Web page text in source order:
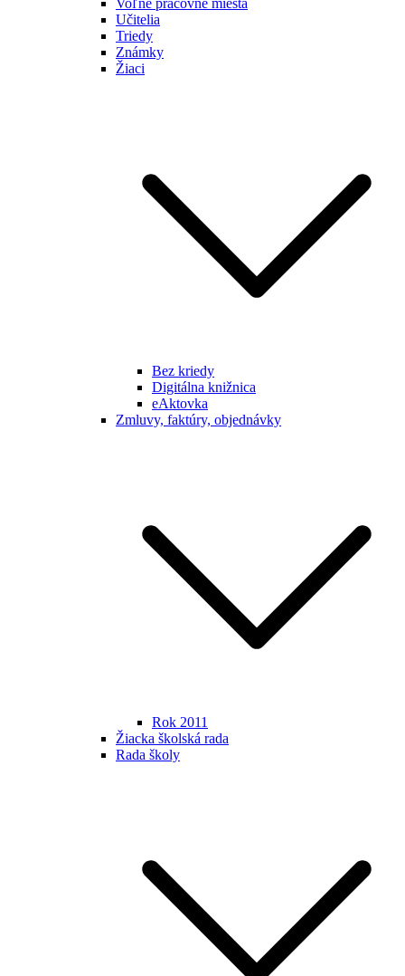
Voľné pracovné miesta
Učitelia
Triedy
Známky
Žiaci
Bez kriedy
Digitálna knižnica
eAktovka
Zmluvy, faktúry, objednávky
Rok 2011
Žiacka školská rada
Rada školy